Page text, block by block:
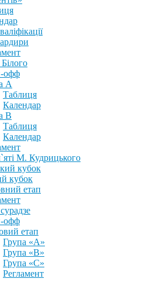
офф
А
Таблиця
Календар
В
Таблиця
Календар
М. Кудрицького
кубок
кубок
етап
офф
етап
Група «А»
Група «B»
Група «C»
Регламент